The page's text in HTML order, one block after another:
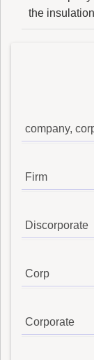
the
company,
Firm
Discorporate
Corp
Corporate